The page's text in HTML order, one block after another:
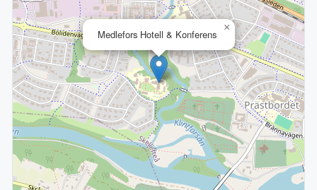
Medlefors Hotell & Konferens
×